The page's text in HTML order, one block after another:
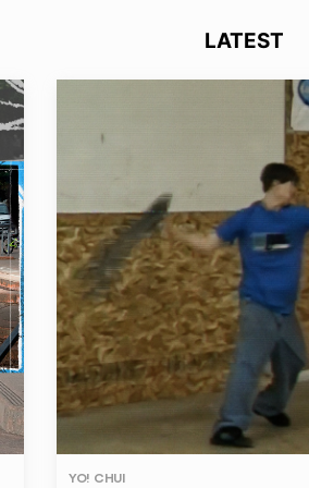
LATEST
YO! CHUI